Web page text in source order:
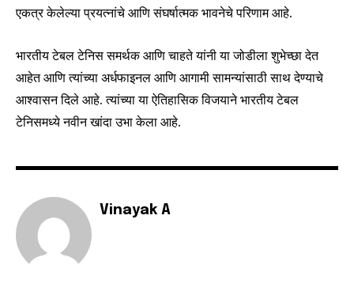
To subscribe, simply enter your email address on our website
your privacy and won't spam your inbox. Your information is
safe with us.
SUBSCRIBE
I've read and accept thePrivacy Policy
एकत्र केलेल्या प्रयत्नांचे आणि संघर्षात्मक भावनेचे परिणाम आहे.
भारतीय टेबल टेनिस समर्थक आणि चाहते यांनी या जोडीला शुभेच्छा देत
आहेत आणि त्यांच्या अर्धफाइनल आणि आगामी सामन्यांसाठी साथ देण्याचे
आश्वासन दिले आहे. त्यांच्या या ऐतिहासिक विजयाने भारतीय टेबल
टेनिसमध्ये नवीन खांदा उभा केला आहे.
Vinayak A